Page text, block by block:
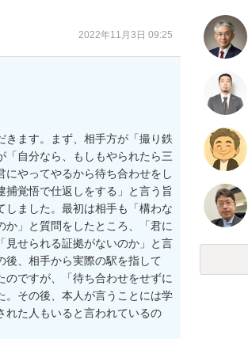
2022年11月3日 09:25
ます。まず、相手方が「撮り鉄
自分なら、もしもやられたら三
やってやるから待ち合わせをし
覚悟で仕返しをする」と言う旨
ました。最初は相手も「構わな
」と質問をしたところ、「君に
見せられる証拠がないのか」と言
後、相手から実際の駅を指して
のですが、「待ち合わせをせずに
。その後、本人が言うことには学
れた人もいると言われているの